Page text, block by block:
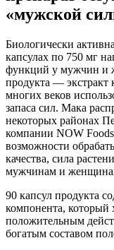
«мужской
Биологически
капсулах по 750 мг
функций у мужчин и
продукта — экстракт
многих веков
запаса сил. Мака
некоторых районах
компании NOW
возможности
качества, сила
мужчинам и
90 капсул продукта
компонента, который
положительным
богатым составом